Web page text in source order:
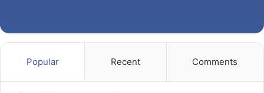
Popular Recent Comments